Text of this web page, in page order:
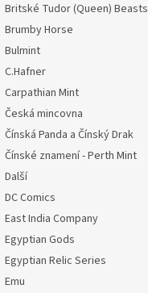
Britské Tudor (Queen) Beasts
Brumby Horse
Bulmint
C.Hafner
Carpathian Mint
Česká mincovna
Čínská Panda a Čínský Drak
Čínské znamení - Perth Mint
Další
DC Comics
East India Company
Egyptian Gods
Egyptian Relic Series
Emu